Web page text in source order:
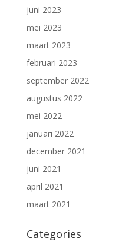
juni 2023
mei 2023
maart 2023
februari 2023
september 2022
augustus 2022
mei 2022
januari 2022
december 2021
juni 2021
april 2021
maart 2021
Categories